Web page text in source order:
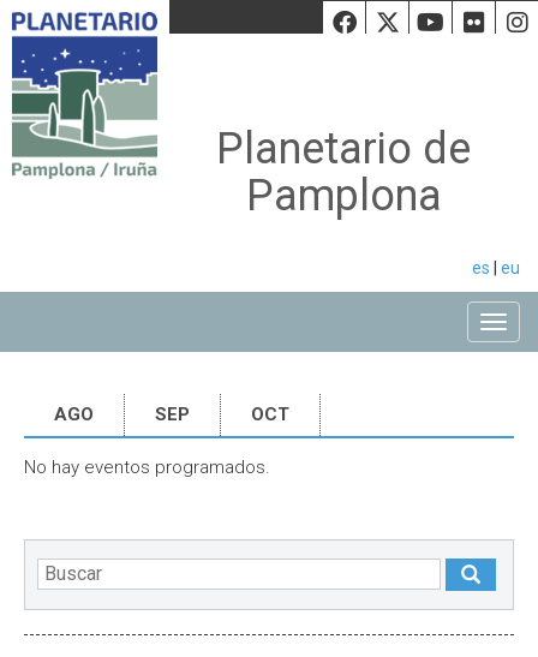
Facebook
Twiiter
Planetario de
Pamplona
es eu
AGO SEP OCT
No hay eventos programados.